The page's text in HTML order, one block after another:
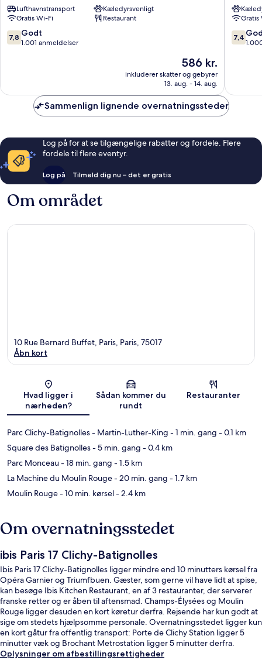
17
Batignolles
17.
Arrondissement
Lufthavnstransport
Kæledyrsvenligt
Gratis Wi-Fi
Restaurant
7.8
ud
anmeldelser
7,8 Godt
1.001 anmeldelser
Prisen
586 kr.
586 kr.
inkluderer skatter og gebyrer
13. aug. - 14. aug.
Nord
18ème
18.
Gratis
7.4
ud
7,4
Sammenlign lignende overnatningssteder
Log på for at se tilgængelige rabatter og fordele. Flere
fordele til flere eventyr.
Log på Tilmeld dig nu – det er gratis
Om området
Kort
10 Rue Bernard Buffet, Paris, Paris, 75017
Åbn kort
Hvad ligger i
nærheden?
Sådan kommer du
rundt
Restauranter
Parc Clichy-Batignolles - Martin-Luther-King - 1 min. gang - 0.1 km
Square des Batignolles- 5 min. gang - 0.4 km
Parc Monceau- 18 min. gang - 1.5 km
La Machine du Moulin Rouge- 20 min. gang - 1.7 km
Moulin Rouge- 10 min. kørsel- 2.4 km
Om overnatningsstedet
ibis Paris 17 Clichy-Batignolles
Ibis Paris 17 Clichy-Batignolles ligger mindre end 10 minutters kørsel fra
Opéra Garnier og Triumfbuen. Gæster, som gerne vil have lidt at spise,
kan besøge Ibis Kitchen Restaurant, en af 3 restauranter, der serverer
franske retter og er åben til aftensmad. Champs-Élysées og Moulin
Rouge ligger desuden en kort køretur derfra. Rejsende har kun godt at
sige om stedets hjælpsomme personale. Overnatningsstedet ligger kun
en kort gåtur fra offentlig transport: Porte de Clichy Station ligger 5
minutter væk og Brochant Metrostation ligger 5 minutter derfra.
Oplysninger om afbestillingsrettigheder